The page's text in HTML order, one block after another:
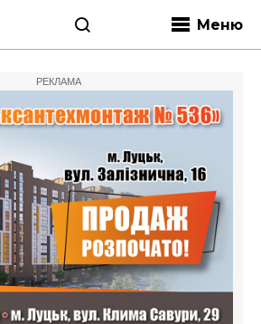
Меню
РЕКЛАМА